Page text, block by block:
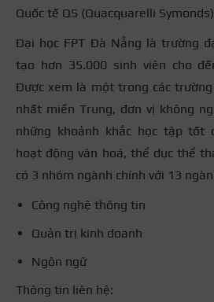
Quốc tế QS (Quacquarelli
Đại học FPT Đà Nẵng là trường
tạo hơn 35.000 sinh viên cho
Được xem là một trong các
nhất miền Trung, đơn vị không
những khoảnh khắc học tập tốt
hoạt động văn hoá, thể dục thể
có 3 nhóm ngành chính với 13
Công nghệ thông tin
Quản trị kinh doanh
Ngôn ngữ
Thông tin liên hệ: